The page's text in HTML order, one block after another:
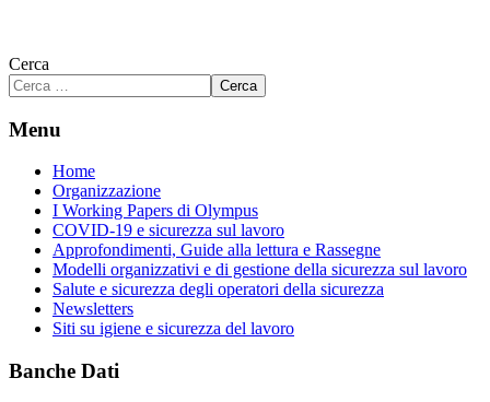
Cerca
Cerca
Menu
Home
Organizzazione
I Working Papers di Olympus
COVID-19 e sicurezza sul lavoro
Approfondimenti, Guide alla lettura e Rassegne
Modelli organizzativi e di gestione della sicurezza sul lavoro
Salute e sicurezza degli operatori della sicurezza
Newsletters
Siti su igiene e sicurezza del lavoro
Banche Dati